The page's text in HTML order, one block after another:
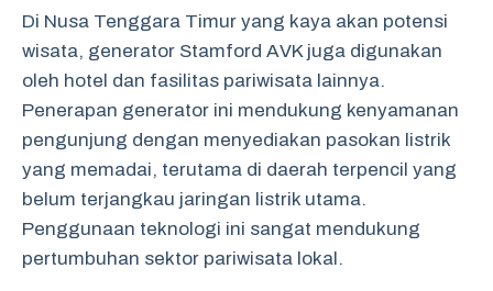
Di Nusa Tenggara Timur yang kaya akan potensi
wisata, generator Stamford AVK juga digunakan
oleh hotel dan fasilitas pariwisata lainnya.
Penerapan generator ini mendukung kenyamanan
pengunjung dengan menyediakan pasokan listrik
yang memadai, terutama di daerah terpencil yang
belum terjangkau jaringan listrik utama.
Penggunaan teknologi ini sangat mendukung
pertumbuhan sektor pariwisata lokal.